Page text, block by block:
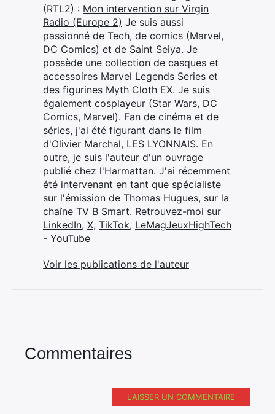
(RTL2) : Mon intervention sur Virgin
Radio (Europe 2) Je suis aussi
passionné de Tech, de comics (Marvel,
DC Comics) et de Saint Seiya. Je
possède une collection de casques et
accessoires Marvel Legends Series et
des figurines Myth Cloth EX. Je suis
également cosplayeur (Star Wars, DC
Comics, Marvel). Fan de cinéma et de
séries, j'ai été figurant dans le film
d'Olivier Marchal, LES LYONNAIS. En
outre, je suis l'auteur d'un ouvrage
publié chez l'Harmattan. J'ai récemment
été intervenant en tant que spécialiste
sur l'émission de Thomas Hugues, sur la
chaîne TV B Smart. Retrouvez-moi sur
LinkedIn, X, TikTok, LeMagJeuxHighTech
- YouTube
Voir les publications de l'auteur
Commentaires
LAISSER UN COMMENTAIRE
Rechercher
: